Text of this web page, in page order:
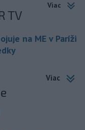
Viac
TV
na ME v Paríži
Viac